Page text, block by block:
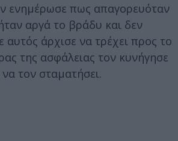
ενημέρωσε πως απαγορευόταν
ήταν αργά το βράδυ και δεν
αυτός άρχισε να τρέχει προς το
της ασφάλειας τον κυνήγησε
τον σταματήσει.